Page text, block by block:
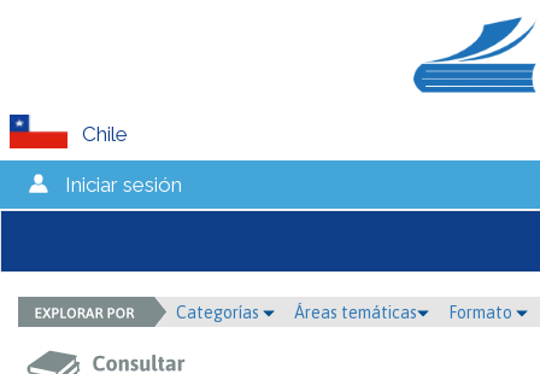
Chile
Iniciar sesión
Categorías Áreas temáticas Formato